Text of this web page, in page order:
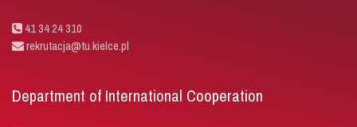
41 34 24 310
rekrutacja@tu.kielce.pl
Department of International Cooperation